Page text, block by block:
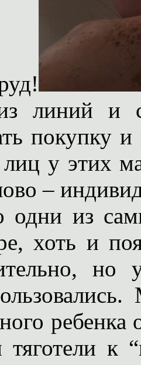
линий и
покупку
у этих
–
одни из
хоть и
но
тяготели к